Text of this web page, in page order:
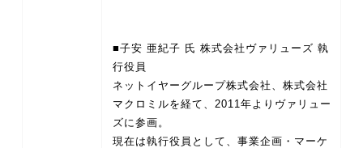
■子安 亜紀子 氏 株式会社ヴァリューズ 執
行役員
ネットイヤーグループ株式会社、株式会社
マクロミルを経て、2011年よりヴァリュー
ズに参画。
現在は執行役員として、事業企画・マーケ